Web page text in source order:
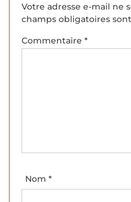
Votre adresse e-mail ne
champs obligatoires
Commentaire *
Nom *